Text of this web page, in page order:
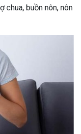
chua, buồn nôn, nôn